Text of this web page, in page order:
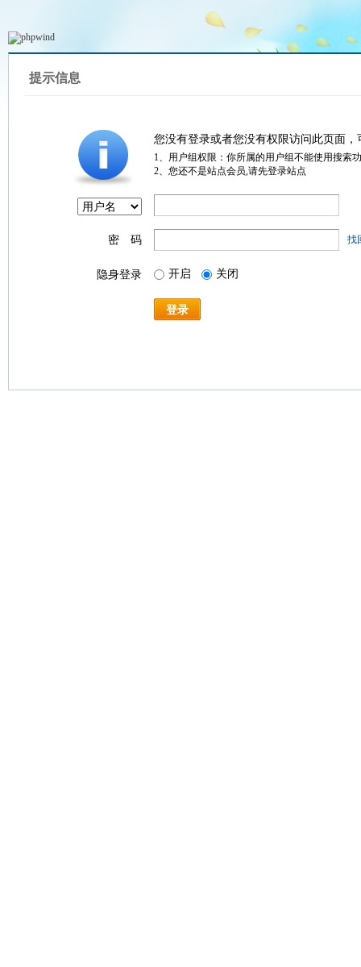
提示信息
您没有登录或者您没有权限访问此页面
1、用户组权限：你所属的用户组不能使用搜索
2、您还不是站点会员,请先登录站点
密 码 找
隐身登录 开启 关闭
登录